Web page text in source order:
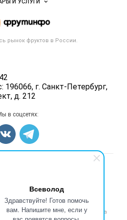
Всеволод
Здравствуйте! Готов помочь
вам. Напишите мне, если у
рынок фруктов в России.
196066, г. Санкт-Петербург,
д. 212
рекламы
оферта
информация
персональных данных
рынка
И УСЛУГИ
продукция
Фрукты
Грибы
объявлений
в соцсетях:
12+ Все права защищены.
размещенной на данном сайте,
активной гиперссылки на